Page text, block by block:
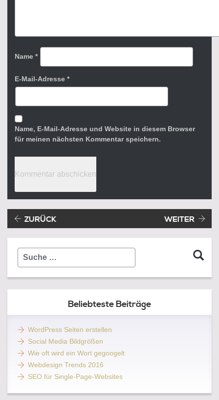
Name *
E-Mail-Adresse *
Name, E-Mail-Adresse und Website in diesem Browser
für meinen nächsten Kommentar speichern.
Beitragsnavigation
ZURÜCK WEITER
Suche
Beliebteste Beiträge
WordPress Seiten erstellen
Social Media Bildgrößen
Wie oft wird ein Wort gegoogelt
Webdesign Trends 2016
SEO für Single-Page-Websites